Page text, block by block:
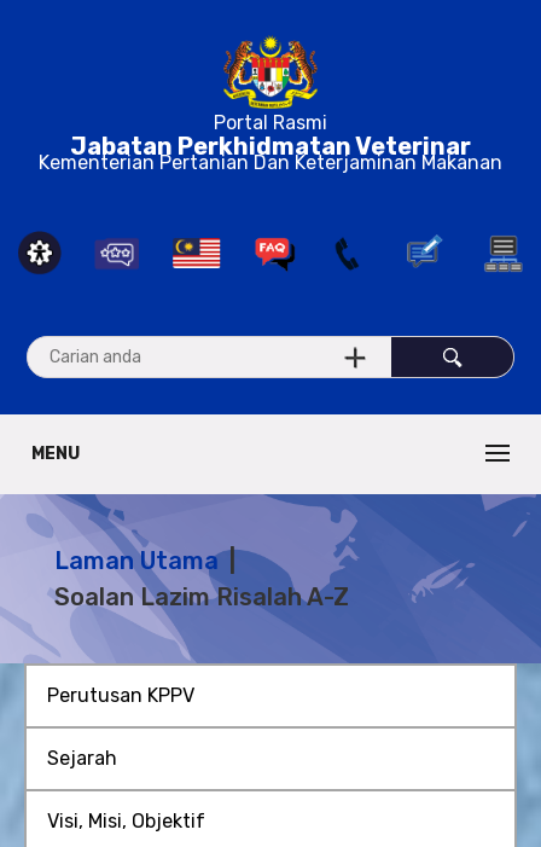
Portal Rasmi
Jabatan Perkhidmatan Veterinar
Kementerian Pertanian Dan Keterjaminan Makanan
MENU
Laman Utama
Soalan Lazim Risalah A-Z
Perutusan KPPV
Sejarah
Visi, Misi, Objektif